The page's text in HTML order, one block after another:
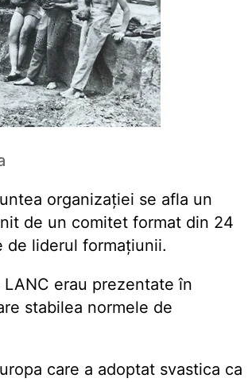
organizației se afla un
de un comitet format din 24
de liderul formațiunii.
erau prezentate în
stabilea normele de
care a adoptat svastica ca